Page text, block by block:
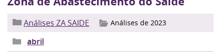
Análises ZA SAIDE Análises de 2023
abril